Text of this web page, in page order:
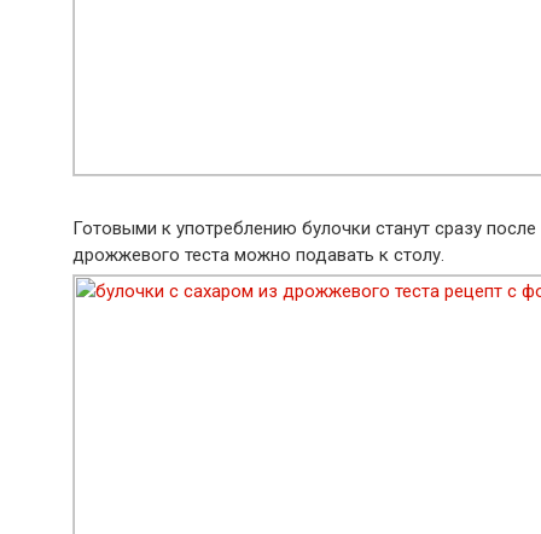
Готовыми к употреблению булочки станут сразу
дрожжевого теста можно подавать к столу.